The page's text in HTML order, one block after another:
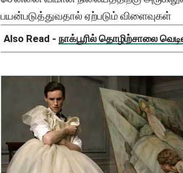
பயன்படுத்துவதால் ஏற்படும் விளைவுகள்
Also Read - நாக்பூரில் தொழிற்சாலை